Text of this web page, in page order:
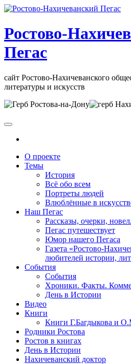
Skip
the
content
Ростово-
Пегас
сайт Ростово-Нахичеванского
литературы и искусств
О проекте
Темы
История
Всё обо всем
Портреты людей
Влюблённые в
Наш Пегас
Рассказы, очерки,
Пегас путешествует
Юмор нашего Пегаса
Газета «Ростово-
любителей истории,
События
События
Хроники. Факты.
День в Истории
Видео
Книги
Книги Г.Багдыкова и
Родники Ростова
Ростов в книгах
День в Истории
Нахичеванский доктор